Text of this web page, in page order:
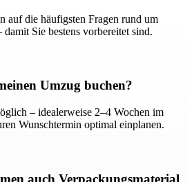
auf die häufigsten Fragen rund um
Sie bestens vorbereitet sind.
Umzug buchen?
– idealerweise 2–4 Wochen im
Wunschtermin optimal einplanen.
auch Verpackungsmaterial